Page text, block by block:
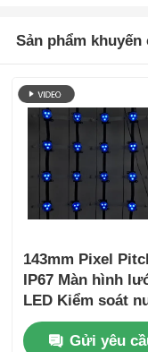
Sản phẩm khuyến
143mm Pixel
IP67 Màn hình
LED Kiểm soát
ngoài Màn hình
suốt cho các dự
Gửi yêu